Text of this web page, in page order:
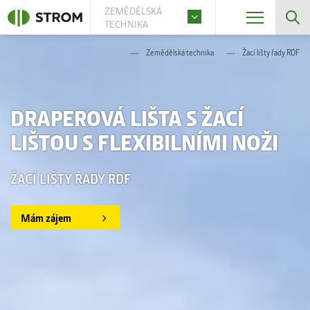
ZEMĚDĚLSKÁ
TECHNIKA
Zemědělská technika Žací lišty řady RDF
DRAPEROVÁ LIŠTA S ŽACÍ
LIŠTOU S FLEXIBILNÍMI NOŽI
ŽACÍ LIŠTY ŘADY RDF
Mám zájem